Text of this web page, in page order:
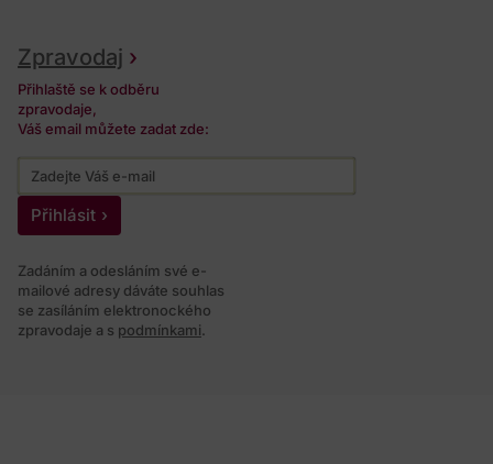
Zpravodaj
Přihlaště se k odběru
zpravodaje,
Váš email můžete zadat zde:
Přihlásit
Zadáním a odesláním své e-
mailové adresy dáváte souhlas
se zasíláním elektronockého
zpravodaje a s podmínkami.